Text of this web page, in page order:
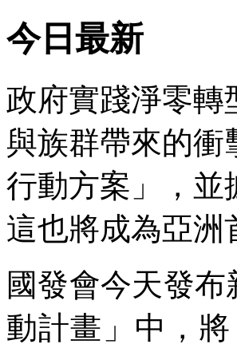
今日最新
政府實踐淨零轉
與族群帶來的衝
行動方案」，並
這也將成為亞洲
國發會今天發
動計畫」中，